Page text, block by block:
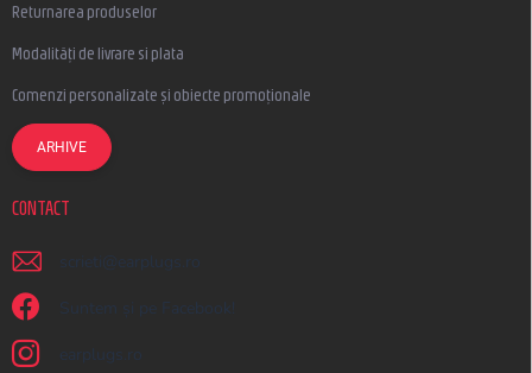
Returnarea produselor
Modalități de livrare si plata
Comenzi personalizate și obiecte promoționale
ARHIVE
CONTACT
scrieti @ earplugs.ro
Suntem și pe Facebook!
earplugs.ro